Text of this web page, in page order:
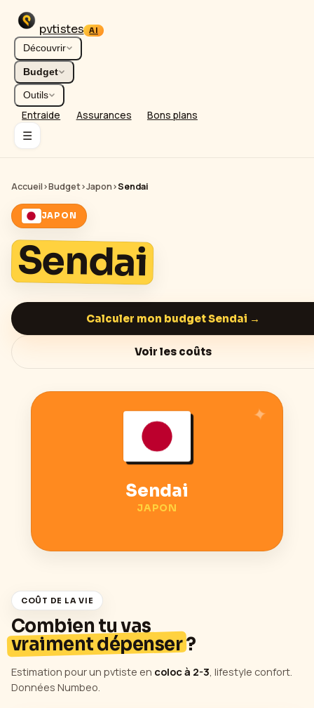
pvtistes AI
Découvrir
Budget
Outils
Entraide Assurances Bons plans
☰
Accueil›Budget›Japon›Sendai
JAPON
Sendai
Calculer mon budgetSendai →
Voir les coûts
Sendai
JAPON
COÛT DE LA VIE
Combien tu vas
vraiment dépenser?
Estimation pour un pvtiste en coloc à 2-3 , lifestyle confort.
Données Numbeo.